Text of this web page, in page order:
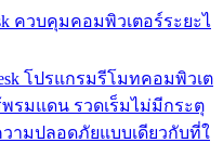
ควบคุมคอมพิวเตอร์ระยะไ
โปรแกรมรีโมทคอมพิวเต
รมแดน รวดเร็มไม่มีกระตุ
ามปลอดภัยแบบเดียวกับที่ใ